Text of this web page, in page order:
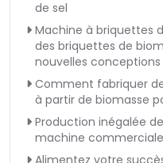
de sel
Machine à briquettes
des briquettes de
nouvelles conceptions
Comment fabriquer
à partir de biomasse
Production inégalée
machine
Alimentez votre